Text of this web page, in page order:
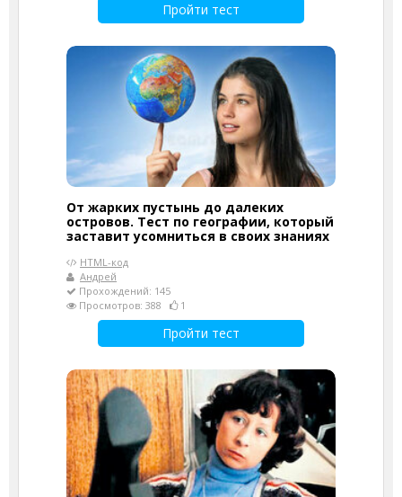
Пройти тест
От жарких пустынь до далеких
островов. Тест по географии, который
заставит усомниться в своих знаниях
HTML-код
Андрей
Прохождений: 145
Просмотров: 388
1
Пройти тест